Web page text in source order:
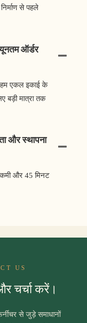
से पहले
ऑर्डर
हम एकल इकाई के
बड़ी मात्रा तक
और स्थापना
और 45 मिनट
US
चर्चा करें।
से जुड़े समाधानों